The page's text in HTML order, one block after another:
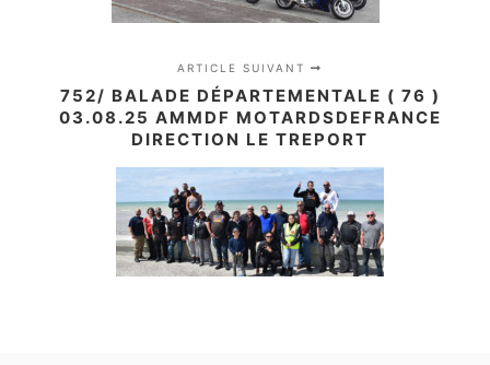
ARTICLE SUIVANT
752/ BALADE DÉPARTEMENTALE ( 76 )
03.08.25 AMMDF MOTARDSDEFRANCE
DIRECTION LE TREPORT